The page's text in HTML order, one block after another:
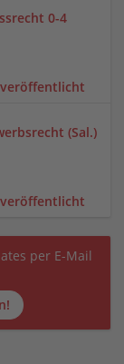
0-4
(Sal.)
per E-Mail